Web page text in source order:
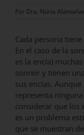
Por Dra. Núria
Cada persona
En el caso de la
es la encía)
sonreír y tienen
sus encías.
representa
considerar que los
es un problema
que se muestran